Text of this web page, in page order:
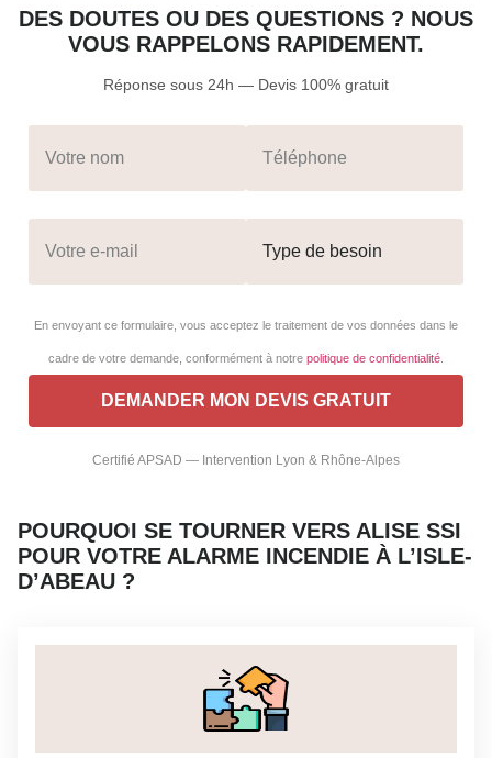
DES DOUTES OU DES QUESTIONS ? NOUS
VOUS RAPPELONS RAPIDEMENT.
Réponse sous 24h — Devis 100% gratuit
En envoyant ce formulaire, vous acceptez le traitement de vos données dans le
cadre de votre demande, conformément à notre politique de confidentialité
Certifié APSAD — Intervention Lyon & Rhône-Alpes
POURQUOI SE TOURNER VERS ALISE SSI
POUR VOTRE ALARME INCENDIE À L’ISLE-
D’ABEAU ?